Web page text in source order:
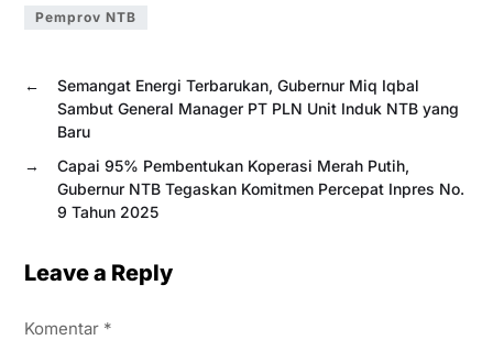
Pemprov NTB
←
Semangat Energi Terbarukan, Gubernur Miq Iqbal
Sambut General Manager PT PLN Unit Induk NTB yang
Baru
→
Capai 95% Pembentukan Koperasi Merah Putih,
Gubernur NTB Tegaskan Komitmen Percepat Inpres No.
9 Tahun 2025
Leave a Reply
Komentar *